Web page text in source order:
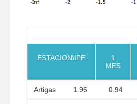
ESTACION\IPE
1
MES
Artigas 1.96 0.94